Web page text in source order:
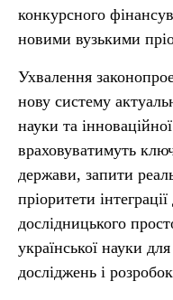
конкурсного
новими вузькими
Ухвалення
нову систему
науки та
враховуватимуть
держави, запити
пріоритети
дослідницького
української науки
досліджень і